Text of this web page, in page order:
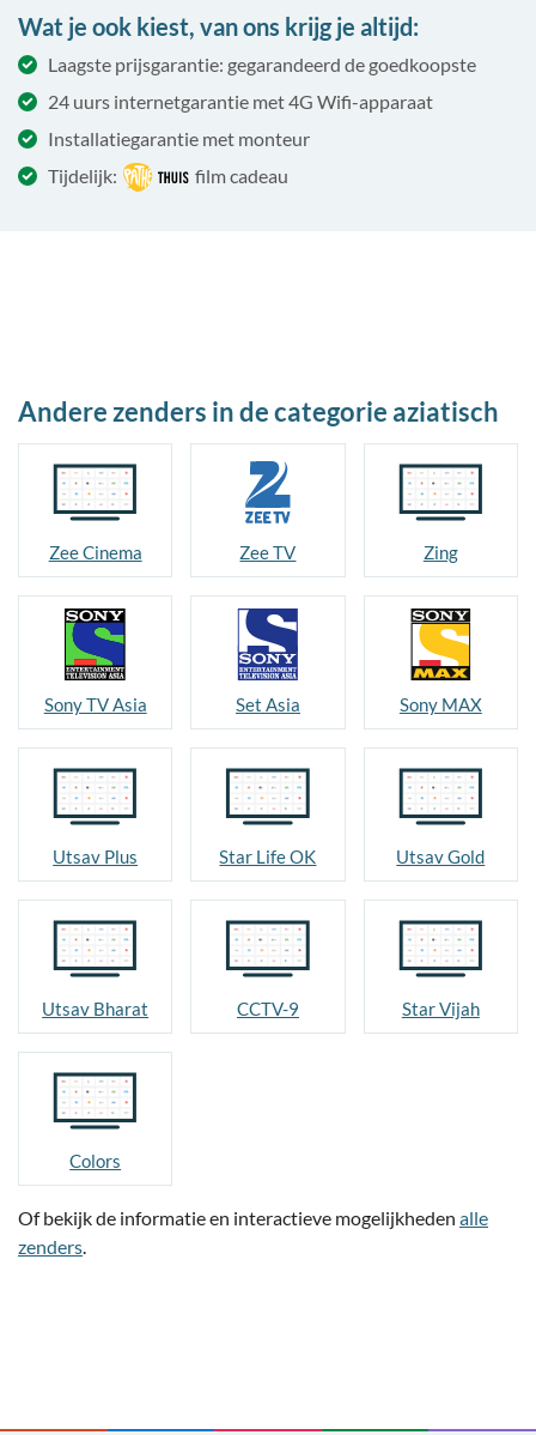
Wat je ook kiest, van ons krijg je altijd:
Laagste prijsgarantie: gegarandeerd de goedkoopste
24 uurs internetgarantie met 4G Wifi-apparaat
Installatiegarantie met monteur
Tijdelijk:
film cadeau
Andere zenders in de categorie aziatisch
Zee Cinema Zee TV Zing
Sony TV Asia Set Asia Sony MAX
Utsav Plus Star Life OK Utsav Gold
Utsav Bharat CCTV-9 Star Vijah
Colors
Of bekijk de informatie en interactieve mogelijkheden alle
zenders.